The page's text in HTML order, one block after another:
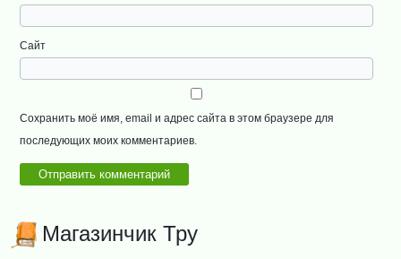
Сайт
Сохранить моё имя, email и адрес сайта в этом браузере для
последующих моих комментариев.
Магазинчик Тру